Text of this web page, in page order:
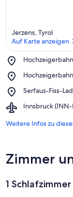
Jerzens, Tyrol
Auf Karte anzeigen
Hochzeigerbahn
Place,
Hochzeigerbahn
Place,
Serfaus-Fiss-
Place,
Fiss-
Innsbruck
Airport,
(INN-
Weitere Infos zu
Zimmer
1 Schlafzimmer